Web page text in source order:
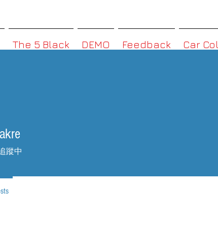
The 5 Black DEMO Feedback Car
蹤中